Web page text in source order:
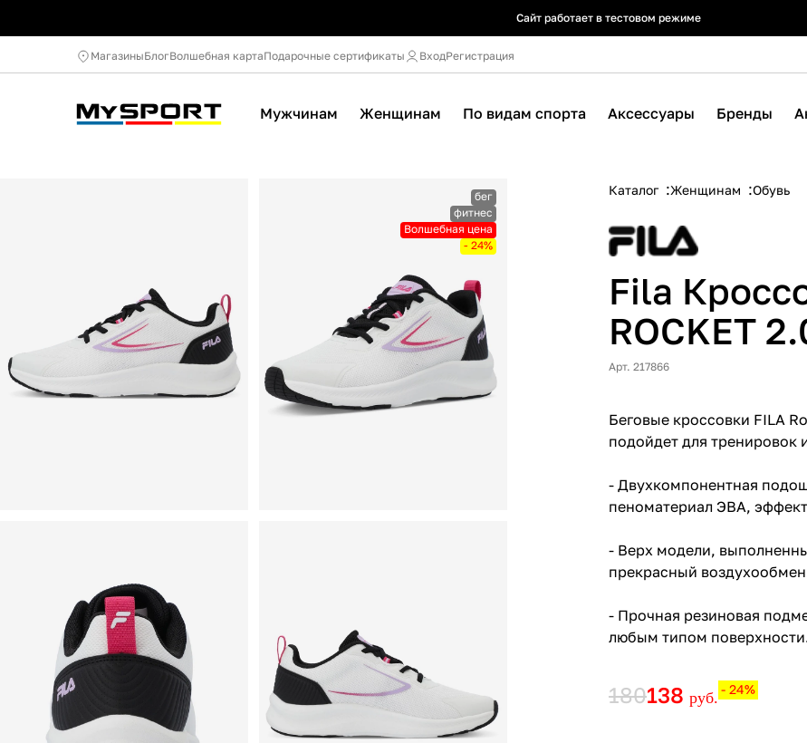
Сайт работает в тестовом режиме
Сайт работает в тестовом режиме
Сайт работает в тестовом режиме
МагазиныБлогВолшебная картаПодарочные сертификаты ВходРегистрация
Мужчинам Женщинам По видам спорта Аксессуары Бренды
бег
фитнес
Волшебная цена
- 24%
Каталог Женщинам Обувь
Fila
ROCKET
Арт. 217866
Беговые кроссовки FILA
подойдет для тренировок
- Двухкомпонентная
пеноматериал ЭВА,
- Верх модели,
прекрасный
- Прочная резиновая
любым типом
180138 руб. - 24%